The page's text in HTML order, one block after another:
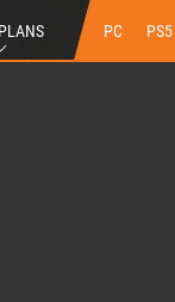
PC PS5